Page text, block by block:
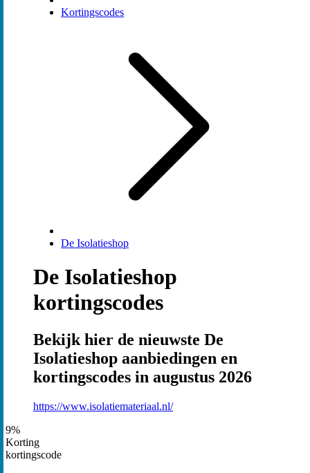
Kortingscodes
De Isolatieshop
De Isolatieshop
kortingscodes
Bekijk hier de nieuwste De
Isolatieshop aanbiedingen en
kortingscodes in augustus 2026
https://www.isolatiemateriaal.nl/
9%
Korting
kortingscode